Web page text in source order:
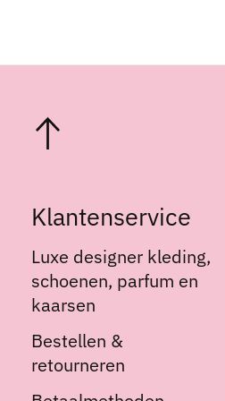
Klantenservice
Luxe designer kleding,
schoenen, parfum en
kaarsen
Bestellen &
retourneren